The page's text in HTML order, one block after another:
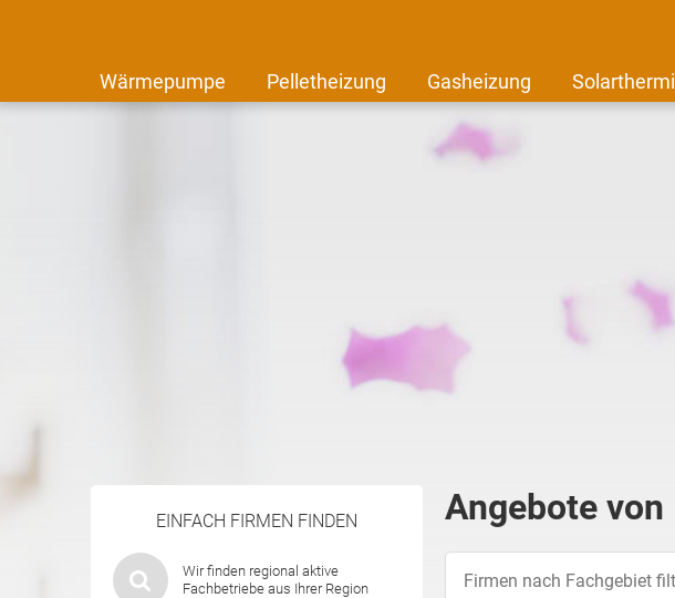
Wärmepumpe Pelletheizung Gasheizung
EINFACH FIRMEN FINDEN
Wir finden regional aktive
Fachbetriebe aus Ihrer Region
Angebote